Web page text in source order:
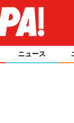
ニュース